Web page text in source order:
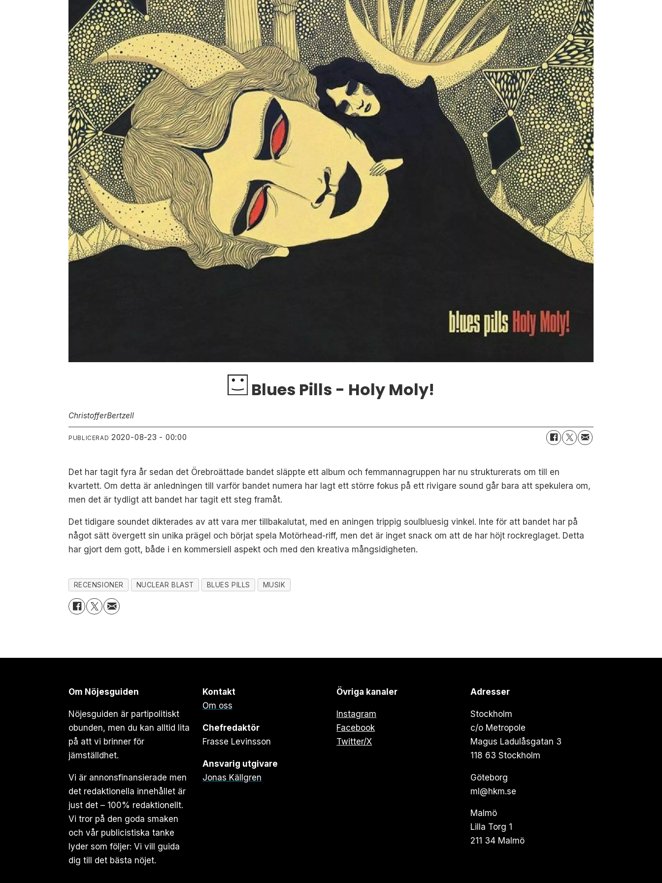
Blues Pills - Holy Moly!
ChristofferBertzell
PUBLICERAD 2020-08-23 - 00:00
Det har tagit fyra år sedan det Örebroättade bandet släppte ett album och femmannagruppen har nu strukturerats om till en
kvartett. Om detta är anledningen till varför bandet numera har lagt ett större fokus på ett rivigare sound går bara att spekulera om,
men det är tydligt att bandet har tagit ett steg framåt.
Det tidigare soundet dikterades av att vara mer tillbakalutat, med en aningen trippig soulbluesig vinkel. Inte för att bandet har på
något sätt övergett sin unika prägel och börjat spela Motörhead-riff, men det är inget snack om att de har höjt rockreglaget. Detta
har gjort dem gott, både i en kommersiell aspekt och med den kreativa mångsidigheten.
RECENSIONER NUCLEAR BLAST BLUES PILLS MUSIK
Om Nöjesguiden
Nöjesguiden är partipolitiskt
obunden, men du kan alltid lita
på att vi brinner för
jämställdhet.
Vi är annonsfinansierade men
det redaktionella innehållet är
just det – 100% redaktionellt.
Vi tror på den goda smaken
och vår publicistiska tanke
lyder som följer: Vi vill guida
dig till det bästa nöjet.
Kontakt
Om oss
Chefredaktör
Frasse Levinsson
Ansvarig utgivare
Jonas Källgren
Övriga kanaler
Instagram
Facebook
Twitter/X
Adresser
Stockholm
c/o Metropole
Magus Ladulåsgatan 3
118 63 Stockholm
Göteborg
ml@hkm.se
Malmö
Lilla Torg 1
211 34 Malmö